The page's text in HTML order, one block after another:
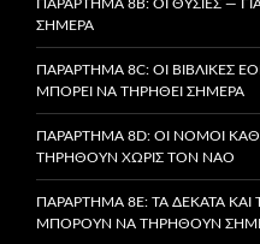
ΠΑΡΆΡΤΗΜΑ 8B: ΟΙ ΘΥΣΊΕΣ —
ΣΉΜΕΡΑ
ΠΑΡΆΡΤΗΜΑ 8C: ΟΙ ΒΙΒΛΙΚΈΣ
ΜΠΟΡΕΊ ΝΑ ΤΗΡΗΘΕΊ ΣΉΜΕΡΑ
ΠΑΡΆΡΤΗΜΑ 8D: ΟΙ ΝΌΜΟΙ
ΤΗΡΗΘΟΎΝ ΧΩΡΊΣ ΤΟΝ ΝΑΌ
ΠΑΡΆΡΤΗΜΑ 8E: ΤΑ ΔΈΚΑΤΑ
ΜΠΟΡΟΎΝ ΝΑ ΤΗΡΗΘΟΎΝ